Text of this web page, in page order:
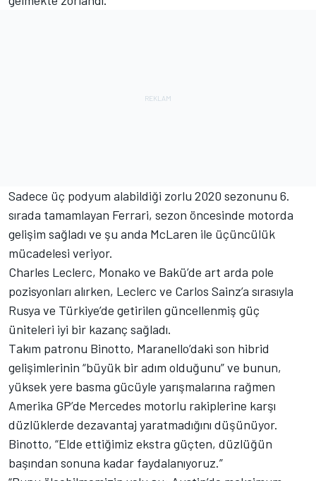
Sadece üç podyum alabildiği zorlu 2020 sezonunu 6.
sırada tamamlayan Ferrari, sezon öncesinde motorda
gelişim sağladı ve şu anda McLaren ile üçüncülük
mücadelesi veriyor.
Charles Leclerc, Monako ve Bakü’de art arda pole
pozisyonları alırken, Leclerc ve Carlos Sainz’a sırasıyla
Rusya ve Türkiye’de getirilen güncellenmiş güç
üniteleri iyi bir kazanç sağladı.
Takım patronu Binotto, Maranello’daki son hibrid
gelişimlerinin “büyük bir adım olduğunu” ve bunun,
yüksek yere basma gücüyle yarışmalarına rağmen
Amerika GP’de Mercedes motorlu rakiplerine karşı
düzlüklerde dezavantaj yaratmadığını düşünüyor.
Binotto, “Elde ettiğimiz ekstra güçten, düzlüğün
başından sonuna kadar faydalanıyoruz.”